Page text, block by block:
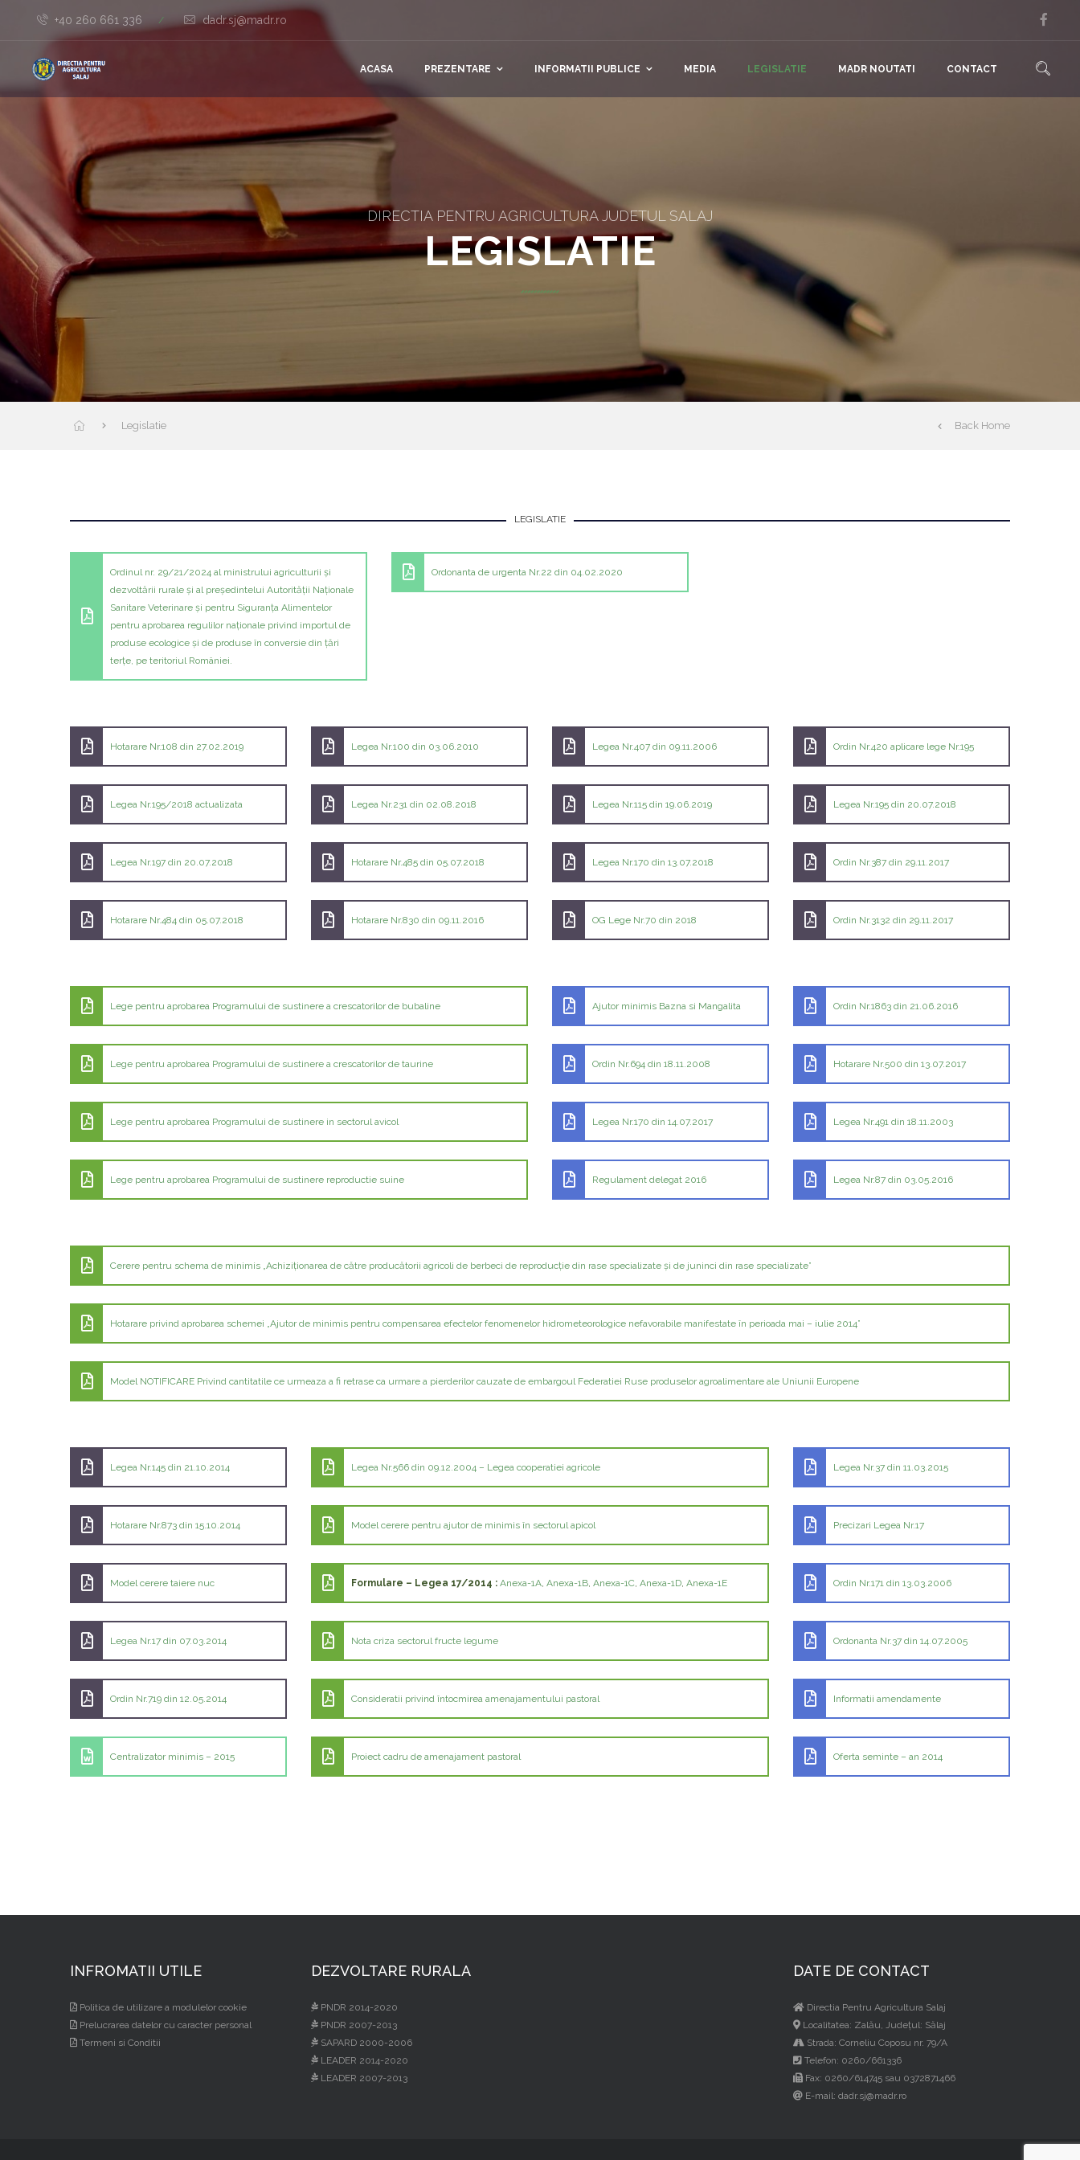
+40 260 661 336 / dadr.sj@madr.ro
ACASA PREZENTARE INFORMATII PUBLICE MEDIA LEGISLATIE MADR NOUTATI CONTACT
DIRECTIA PENTRU AGRICULTURA JUDETUL SALAJ
LEGISLATIE
Legislatie Back Home
LEGISLATIE
Ordinul nr. 29/21/2024 al ministrului agriculturii și
dezvoltării rurale și al președintelui Autorității Naționale
Sanitare Veterinare și pentru Siguranța Alimentelor
pentru aprobarea regulilor naționale privind importul de
produse ecologice și de produse în conversie din țări
terțe, pe teritoriul României.
Ordonanta de urgenta Nr.22 din 04.02.2020
Hotarare Nr.108 din 27.02.2019
Legea Nr.195/2018 actualizata
Legea Nr.197 din 20.07.2018
Hotarare Nr.484 din 05.07.2018
Legea Nr.100 din 03.06.2010
Legea Nr.231 din 02.08.2018
Hotarare Nr.485 din 05.07.2018
Hotarare Nr.830 din 09.11.2016
Legea Nr.407 din 09.11.2006
Legea Nr.115 din 19.06.2019
Legea Nr.170 din 13.07.2018
OG Lege Nr.70 din 2018
Ordin Nr.420 aplicare lege Nr.195
Legea Nr.195 din 20.07.2018
Ordin Nr.387 din 29.11.2017
Ordin Nr.3132 din 29.11.2017
Lege pentru aprobarea Programului de sustinere a crescatorilor de bubaline
Lege pentru aprobarea Programului de sustinere a crescatorilor de taurine
Lege pentru aprobarea Programului de sustinere in sectorul avicol
Lege pentru aprobarea Programului de sustinere reproductie suine
Ajutor minimis Bazna si Mangalita
Ordin Nr.694 din 18.11.2008
Legea Nr.170 din 14.07.2017
Regulament delegat 2016
Ordin Nr.1863 din 21.06.2016
Hotarare Nr.500 din 13.07.2017
Legea Nr.491 din 18.11.2003
Legea Nr.87 din 03.05.2016
Cerere pentru schema de minimis „Achiziţionarea de către producătorii agricoli de berbeci de reproducţie din rase specializate şi de juninci din rase specializate”
Hotarare privind aprobarea schemei „Ajutor de minimis pentru compensarea efectelor fenomenelor hidrometeorologice nefavorabile manifestate în perioada mai – iulie 2014”
Model NOTIFICARE Privind cantitatile ce urmeaza a fi retrase ca urmare a pierderilor cauzate de embargoul Federatiei Ruse produselor agroalimentare ale Uniunii Europene
Legea Nr.145 din 21.10.2014
Hotarare Nr.873 din 15.10.2014
Model cerere taiere nuc
Legea Nr.17 din 07.03.2014
Ordin Nr.719 din 12.05.2014
Centralizator minimis – 2015
Legea Nr.566 din 09.12.2004 – Legea cooperatiei agricole
Model cerere pentru ajutor de minimis în sectorul apicol
Formulare – Legea 17/2014 : Anexa-1A, Anexa-1B, Anexa-1C, Anexa-1D, Anexa-1E
Nota criza sectorul fructe legume
Consideratii privind întocmirea amenajamentului pastoral
Proiect cadru de amenajament pastoral
Legea Nr.37 din 11.03.2015
Precizari Legea Nr.17
Ordin Nr.171 din 13.03.2006
Ordonanta Nr.37 din 14.07.2005
Informatii amendamente
Oferta seminte – an 2014
INFROMATII UTILE
Politica de utilizare a modulelor cookie
Prelucrarea datelor cu caracter personal
Termeni si Conditii
DEZVOLTARE RURALA
PNDR 2014-2020
PNDR 2007-2013
SAPARD 2000-2006
LEADER 2014-2020
LEADER 2007-2013
DATE DE CONTACT
Directia Pentru Agricultura Salaj
Localitatea: Zalău, Judeţul: Sălaj
Strada: Corneliu Coposu nr. 79/A
Telefon: 0260/661336
Fax: 0260/614745 sau 0372871466
E-mail: dadr.sj@madr.ro